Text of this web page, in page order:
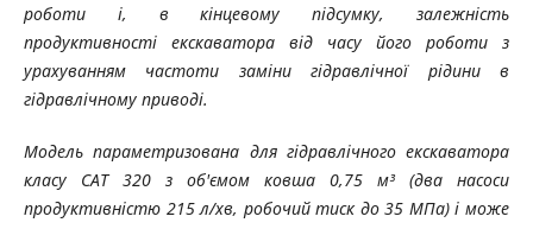
роботи і, в кінцевому підсумку, залежність
продуктивності екскаватора від часу його роботи з
урахуванням частоти заміни гідравлічної рідини в
гідравлічному приводі.
Модель параметризована для гідравлічного екскаватора
класу CAT 320 з об'ємом ковша 0,75 м³ (два насоси
продуктивністю 215 л/хв, робочий тиск до 35 МПа) і може